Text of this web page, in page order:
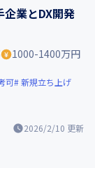
企業とDX開発
2026/2/10 更新
1000-1400万円
可 新規立ち上げ